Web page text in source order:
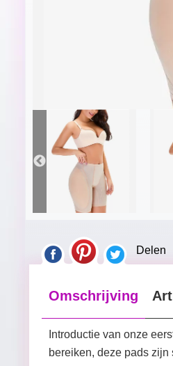
Delen
Omschrijving
Introductie van onze
bereiken, deze pads